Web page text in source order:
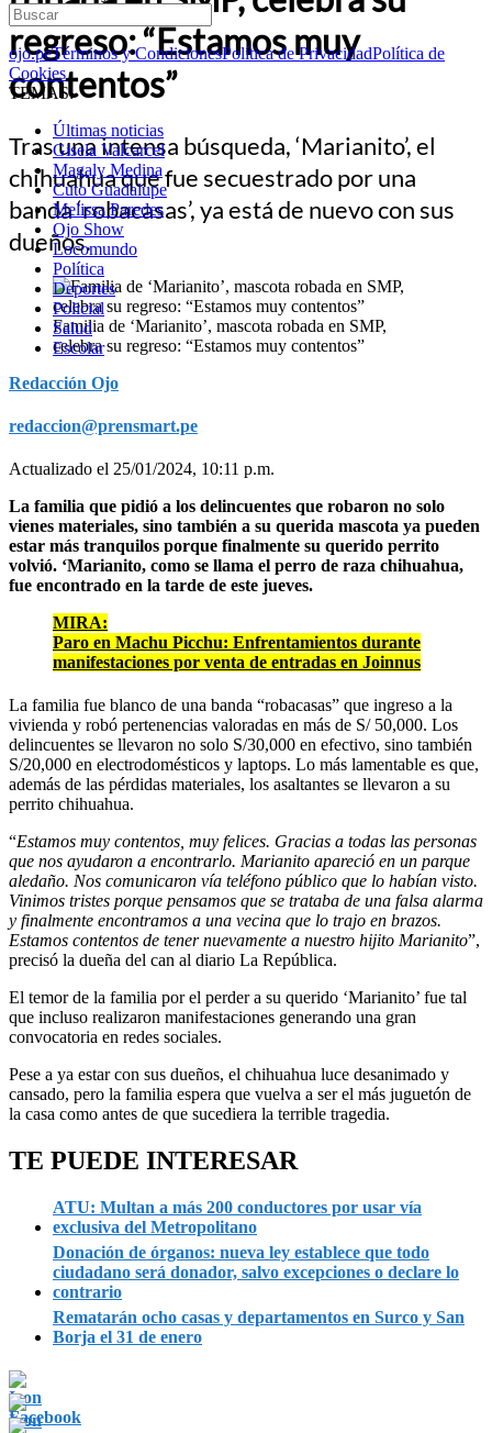
ojo.peTérminos y CondicionesPolítica de PrivacidadPolítica de
Cookies
TEMAS:
Últimas noticias
Gisela Valcarcel
Magaly Medina
Cuto Guadalupe
Melissa Paredes
Ojo Show
Locomundo
Política
Deportes
Policial
Salud
Escolar
regreso: “Estamos muy
contentos”
Tras una intensa búsqueda, ‘Marianito’, el
chihuahua que fue secuestrado por una
banda ‘robacasas’, ya está de nuevo con sus
dueños.
Familia de ‘Marianito’, mascota robada en SMP,
celebra su regreso: “Estamos muy contentos”
Redacción Ojo
redaccion@prensmart.pe
Actualizado el 25/01/2024, 10:11 p.m.
La familia que pidió a los delincuentes que robaron no solo
vienes materiales, sino también a su querida mascota ya pueden
estar más tranquilos porque finalmente su querido perrito
volvió. ‘Marianito, como se llama el perro de raza chihuahua,
fue encontrado en la tarde de este jueves.
MIRA:
Paro en Machu Picchu: Enfrentamientos durante
manifestaciones por venta de entradas en Joinnus
La familia fue blanco de una banda “robacasas” que ingreso a la
vivienda y robó pertenencias valoradas en más de S/ 50,000. Los
delincuentes se llevaron no solo S/30,000 en efectivo, sino también
S/20,000 en electrodomésticos y laptops. Lo más lamentable es que,
además de las pérdidas materiales, los asaltantes se llevaron a su
perrito chihuahua.
“Estamos muy contentos, muy felices. Gracias a todas las personas
que nos ayudaron a encontrarlo. Marianito apareció en un parque
aledaño. Nos comunicaron vía teléfono público que lo habían visto.
Vinimos tristes porque pensamos que se trataba de una falsa alarma
y finalmente encontramos a una vecina que lo trajo en brazos.
Estamos contentos de tener nuevamente a nuestro hijito Marianito”,
precisó la dueña del can al diario La República.
El temor de la familia por el perder a su querido ‘Marianito’ fue tal
que incluso realizaron manifestaciones generando una gran
convocatoria en redes sociales.
Pese a ya estar con sus dueños, el chihuahua luce desanimado y
cansado, pero la familia espera que vuelva a ser el más juguetón de
la casa como antes de que sucediera la terrible tragedia.
TE PUEDE INTERESAR
ATU: Multan a más 200 conductores por usar vía
exclusiva del Metropolitano
Donación de órganos: nueva ley establece que todo
ciudadano será donador, salvo excepciones o declare lo
contrario
Rematarán ocho casas y departamentos en Surco y San
Borja el 31 de enero